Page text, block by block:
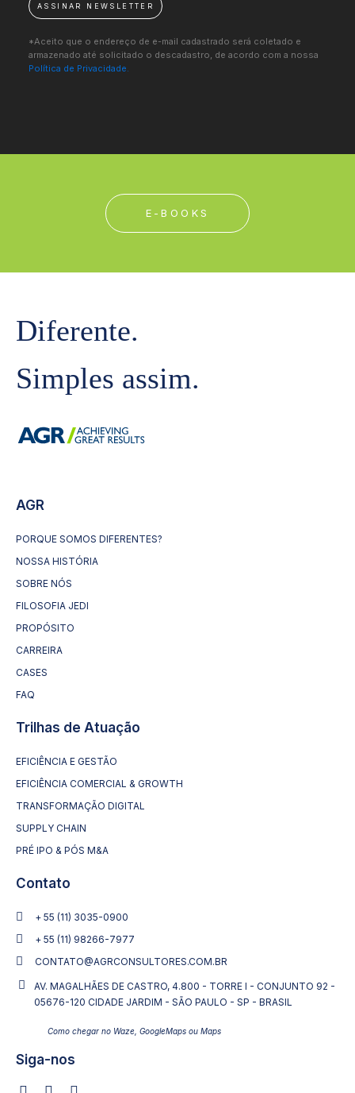
ASSINAR NEWSLETTER
*Aceito que o endereço de e-mail cadastrado será coletado e
armazenado até solicitado o descadastro, de acordo com a nossa
Política de Privacidade.
E-BOOKS
Diferente.
Simples assim.
AGR
PORQUE SOMOS DIFERENTES?
NOSSA HISTÓRIA
SOBRE NÓS
FILOSOFIA JEDI
PROPÓSITO
CARREIRA
CASES
FAQ
Trilhas de Atuação
EFICIÊNCIA E GESTÃO
EFICIÊNCIA COMERCIAL & GROWTH
TRANSFORMAÇÃO DIGITAL
SUPPLY CHAIN
PRÉ IPO & PÓS M&A
Contato
+ 55 (11) 3035-0900
+ 55 (11) 98266-7977
CONTATO@AGRCONSULTORES.COM.BR
AV. MAGALHÃES DE CASTRO, 4.800 - TORRE I - CONJUNTO 92 -
05676-120 CIDADE JARDIM - SÃO PAULO - SP - BRASIL
Como chegar no Waze, GoogleMaps ou Maps
Siga-nos